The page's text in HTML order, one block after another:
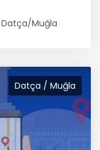
Datça/Muğla
Datça / Muğla